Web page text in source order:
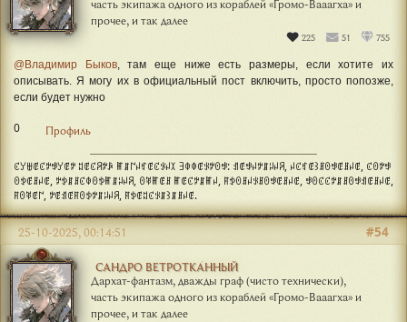
часть экипажа одного из кораблей «Громо-Вааагха» и
прочее, и так далее
225 51 755
@Владимир Быков, там еще ниже есть размеры, если хотите их
описывать. Я могу их в официальный пост включить, просто попозже,
если будет нужно
0 Профиль
ꊐꌦꁁꂅꊐꉢꃃꌦꂅꉢ ꅓꂅꊐꋪꉢꀲ ꂵꁲ꒕ꈤꃏꂅꊐꂪꈤꉧ ꎆꂈꂈꂅꂪꉢꏿꃃ: ꀊꂅꃃꈤꉢꁲꈥꈤꋪ, ꈤꊐꃏꂅ꒱ꍬꏿꃃꂅꍬꈤꂅ, ꊐꏿꉢꃃ
ꏿꉣꂅꍬꈤꂅ, ꉢꉣꁲꍬꊐꂈꏿꉣꂵꁲꈥꈤꋪ, ꏿꃥꂵꂅꍬ ꂵꂅꊐꉢꁲꂵꈤ, ꊮꉣꏿꍬꈤꂪꍬꏿꃃꂅꍬꈤꂅ, ꃃꏿꊐꊐꉢꁲꍬꏿꃃꀊꂅꍬꈤꂅ,
ꊮꏿꃥꂅ꒕, ꉢꂅꀊꂅꊮꏿꉣꉢꁲꈥꈤꋪ, ꊮꉣꂅꅓꊐꂪꁲ꒱ꁲꍬꈤꂅ.
САНДРО ВЕТРОТКАННЫЙ
Дархат-фантазм, дважды граф (чисто технически),
часть экипажа одного из кораблей «Громо-Вааагха» и
прочее, и так далее
#54
25-10-2025, 00:14:51